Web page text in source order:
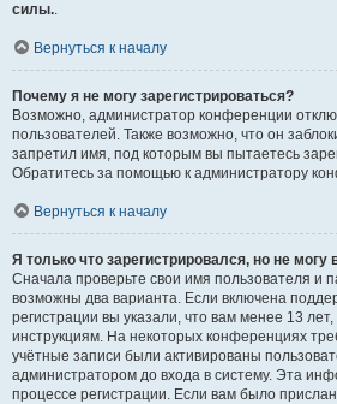
силы..
Вернуться к началу
Почему я не могу зарегистрироваться?
Возможно, администратор конференции
пользователей. Также возможно, что он
запретил имя, под которым вы пытаетесь
Обратитесь за помощью к администратору
Вернуться к началу
Я только что зарегистрировался, но не могу
Сначала проверьте свои имя пользователя и
возможны два варианта. Если включена
регистрации вы указали, что вам менее 13
инструкциям. На некоторых конференциях
учётные записи были активированы
администратором до входа в систему. Эта
процессе регистрации. Если вам было